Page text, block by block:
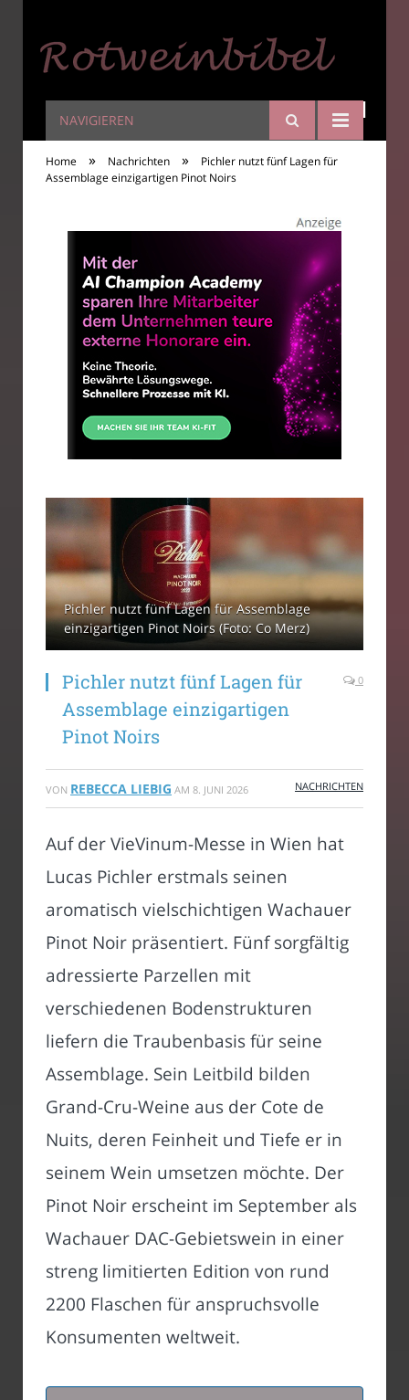
Rotweinbibel
NAVIGIEREN
Home » Nachrichten »
Pichler nutzt fünf Lagen für
Assemblage einzigartigen Pinot Noirs
Pichler nutzt fünf Lagen für Assemblage
einzigartigen Pinot Noirs (Foto: Co Merz)
Pichler nutzt fünf Lagen für
Assemblage einzigartigen
Pinot Noirs
0
VON REBECCA LIEBIG AM 8. JUNI 2026 NACHRICHTEN
Auf der VieVinum-Messe in Wien hat
Lucas Pichler erstmals seinen
aromatisch vielschichtigen Wachauer
Pinot Noir präsentiert. Fünf sorgfältig
adressierte Parzellen mit
verschiedenen Bodenstrukturen
liefern die Traubenbasis für seine
Assemblage. Sein Leitbild bilden
Grand-Cru-Weine aus der Cote de
Nuits, deren Feinheit und Tiefe er in
seinem Wein umsetzen möchte. Der
Pinot Noir erscheint im September als
Wachauer DAC-Gebietswein in einer
streng limitierten Edition von rund
2200 Flaschen für anspruchsvolle
Konsumenten weltweit.